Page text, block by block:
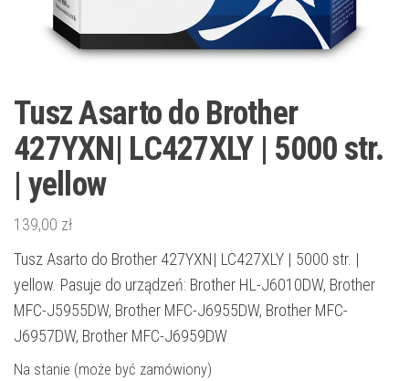
Tusz Asarto do Brother
427YXN| LC427XLY | 5000 str.
| yellow
139,00 zł
Tusz Asarto do Brother 427YXN| LC427XLY | 5000 str. |
yellow. Pasuje do urządzeń: Brother HL-J6010DW, Brother
MFC-J5955DW, Brother MFC-J6955DW, Brother MFC-
J6957DW, Brother MFC-J6959DW
Na stanie (może być zamówiony)